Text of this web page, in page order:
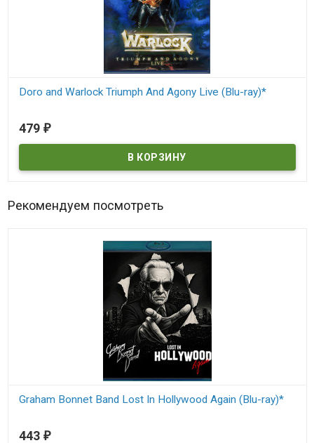
Doro and Warlock Triumph And Agony Live (Blu-ray)*
В наличии
479 ₽
Рекомендуем посмотреть
Graham Bonnet Band Lost In Hollywood Again (Blu-ray)*
В наличии
443 ₽